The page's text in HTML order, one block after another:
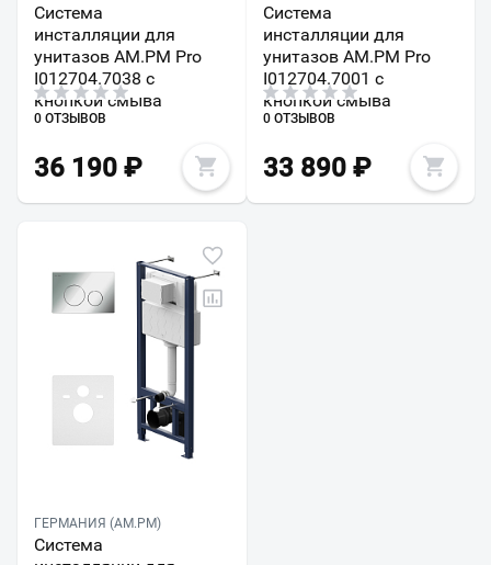
Система
инсталляции для
унитазов AM.PM Pro
I012704.7038 с
кнопкой смыва
0 ОТЗЫВОВ
36 190 ₽
Система
инсталляции для
унитазов AM.PM Pro
I012704.7001 с
кнопкой смыва
0 ОТЗЫВОВ
33 890₽
ГЕРМАНИЯ (AM.PM)
Система